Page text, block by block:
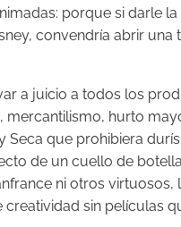
porque si darle
convendría abrir
a juicio a todos los
hurto
Seca que prohibiera
de un cuello de
ni otros virtuosos,
sin películas